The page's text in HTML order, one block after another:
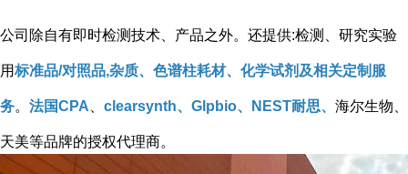
公司除自有即时检测技术、产品之外。还提供:检测、研究实验
用标准品/对照品,杂质、色谱柱耗材、化学试剂及相关定制服
务。 法国CPA clearsynth、Glpbio、NEST耐思、 海尔生物、
天美等品牌的授权代理商。